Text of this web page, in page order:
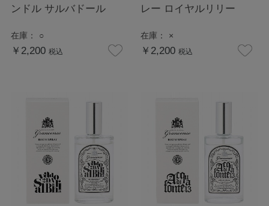
ンドル サルバドール
在庫： ○
￥2,200 税込
レー ロイヤルリリー
在庫： ×
￥2,200 税込